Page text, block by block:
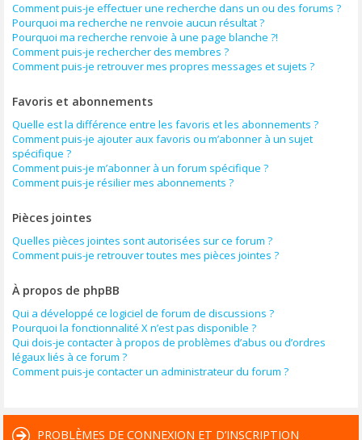
Comment puis-je effectuer une recherche dans un ou des forums ?
Pourquoi ma recherche ne renvoie aucun résultat ?
Pourquoi ma recherche renvoie à une page blanche ?!
Comment puis-je rechercher des membres ?
Comment puis-je retrouver mes propres messages et sujets ?
Favoris et abonnements
Quelle est la différence entre les favoris et les abonnements ?
Comment puis-je ajouter aux favoris ou m’abonner à un sujet
spécifique ?
Comment puis-je m’abonner à un forum spécifique ?
Comment puis-je résilier mes abonnements ?
Pièces jointes
Quelles pièces jointes sont autorisées sur ce forum ?
Comment puis-je retrouver toutes mes pièces jointes ?
À propos de phpBB
Qui a développé ce logiciel de forum de discussions ?
Pourquoi la fonctionnalité X n’est pas disponible ?
Qui dois-je contacter à propos de problèmes d’abus ou d’ordres
légaux liés à ce forum ?
Comment puis-je contacter un administrateur du forum ?
PROBLÈMES DE CONNEXION ET D’INSCRIPTION